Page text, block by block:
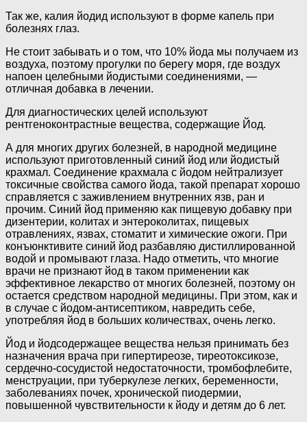
Так же, калия йодид используют в форме капель при
болезнях глаз.
Не стоит забывать и о том, что 10% йода мы получаем из
воздуха, поэтому прогулки по берегу моря, где воздух
напоен целебными йодистыми соединениями, —
отличная добавка в лечении.
Для диагностических целей используют
рентгеноконтрастные вещества, содержащие Йод.
А для многих других болезней, в народной медицине
используют приготовленный синий йод или йодистый
крахмал. Соединение крахмала с йодом нейтрализует
токсичные свойства самого йода, такой препарат хорошо
справляется с заживлением внутренних язв, ран и
прочим. Синий йод применяю как пищевую добавку при
дизентерии, колитах и энтероколитах, пищевых
отравлениях, язвах, стоматит и химические ожоги. При
конъюнктивите синий йод разбавляю дистиллированной
водой и промывают глаза. Надо отметить, что многие
врачи не признают йод в таком применении как
эффективное лекарство от многих болезней, поэтому он
остается средством народной медицины. При этом, как и
в случае с йодом-антисептиком, навредить себе,
употребляя йод в больших количествах, очень легко.
Йод и йодсодержащее вещества нельзя принимать без
назначения врача при гипертиреозе, тиреотоксикозе,
сердечно-сосудистой недостаточности, тромбофлебите,
менструации, при туберкулезе легких, беременности,
заболеваниях почек, хронической пиодермии,
повышенной чувствительности к йоду и детям до 6 лет.